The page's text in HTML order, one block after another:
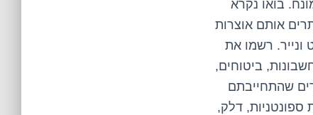
בואו נקרא
אותם אוצרות
רשמו את
ביטוחים,
שהתחייבתם
ספונטניות, דלק,